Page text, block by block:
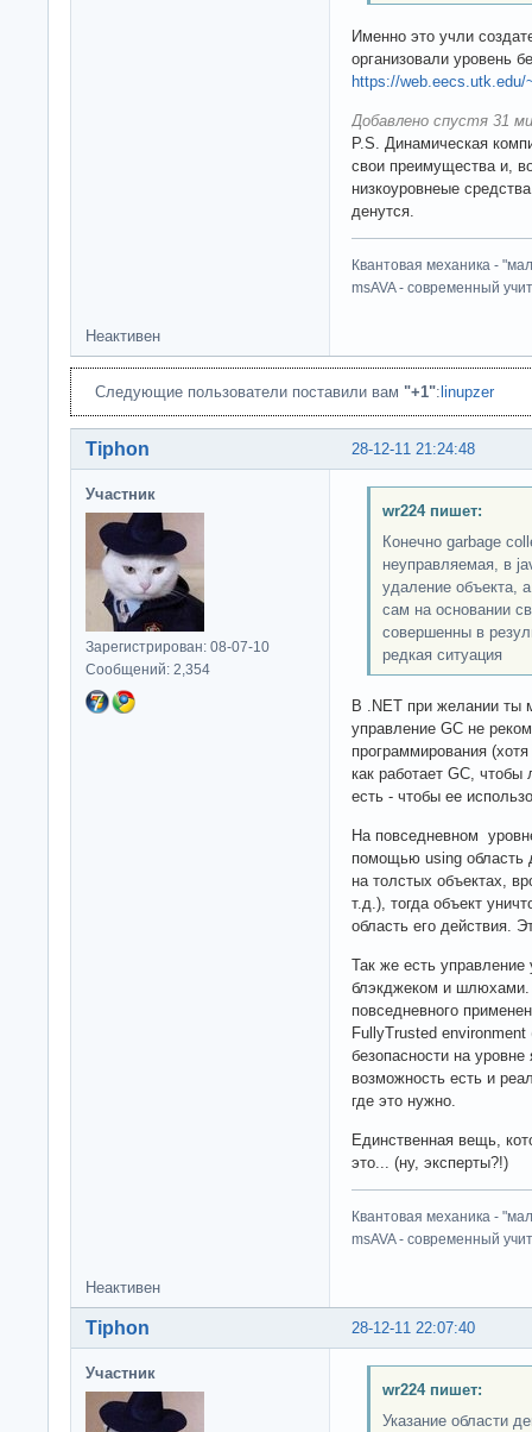
Именно это учли
организовали уровень
https://
Добавлено спустя 31
P.S. Динамическая
свои преимущества и,
низкоуровнеые
денутся.
Квантовая механика -
msAVA - современный
Неактивен
Следующие пользователи поставили вам "+1": linupzer
28-12-11 21:24:48
Tiphon
Участник
Зарегистрирован: 08-07-10
Сообщений: 2,354
wr224 пишет:
Конечно garbage
неуправляемая, в
удаление объекта,
сам на основании
совершенны в
редкая ситуация
В .NET при желании ты
управление GC не
программирования
как работает GC,
есть - чтобы ее
На повседневном
помощью using область
на толстых объектах,
т.д.), тогда объект
область его действия.
Так же есть управление
блэкджеком и
повседневного
FullyTrusted
безопасности на
возможность есть и
где это нужно.
Единственная вещь,
это... (ну, эксперты?!)
Квантовая механика -
msAVA - современный
Неактивен
28-12-11 22:07:40
Tiphon
Участник
wr224 пишет:
Указание области